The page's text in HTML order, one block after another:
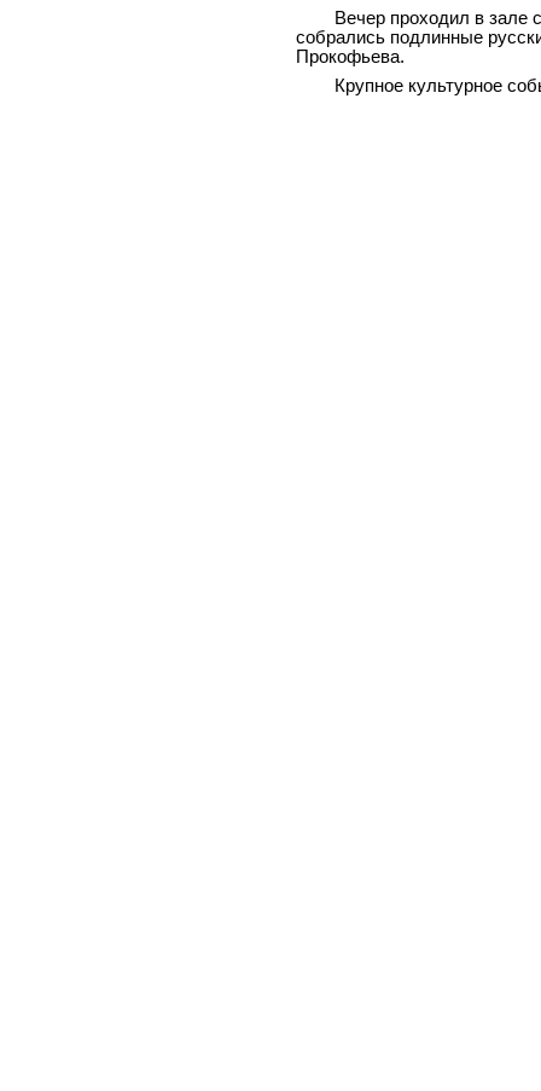
Вечер проходил в зале
собрались подлинные
Прокофьева.
Крупное культурное